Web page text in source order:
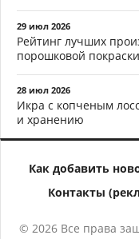
29 июл 2026
Рейтинг лучших
порошковой покраски
28 июл 2026
Икра с копченым
и хранению
Как добавить
Контакты
© 2026 Все права